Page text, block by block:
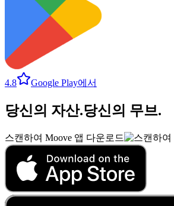
4.8 Google Play에서
당신의 자산.당신의 무브.
스캔하여 Moove 앱 다운로드